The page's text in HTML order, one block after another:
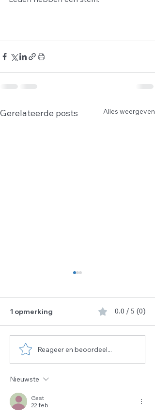
Gerelateerde posts Alles weergeven
De gezegende 10
dagen van Dhul Hijjah
1 opmerking 0.0 / 5 (0)
Reageer en beoordeel...
Nieuwste
Gast
22 feb